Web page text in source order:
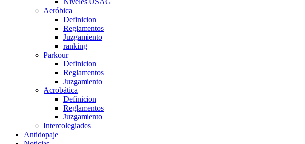
Niveles USAG
Aeróbica
Definicion
Reglamentos
Juzgamiento
ranking
Parkour
Definicion
Reglamentos
Juzgamiento
Acrobática
Definicion
Reglamentos
Juzgamiento
Intercolegiados
Antidopaje